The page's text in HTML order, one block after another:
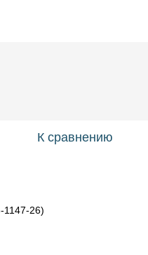
К сравнению
1147-26)